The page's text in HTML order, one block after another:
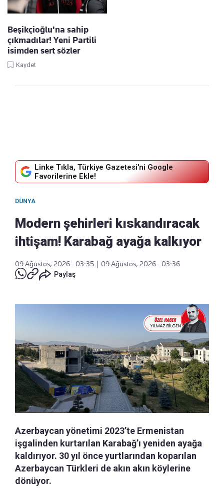
Beşikçioğlu'na sahip
çıkmadılar! Yeni Partili
isimden sert sözler
Kaydet
Linke Tıkla, Türkiye Gazetesi'ni Google
Favorilerine Ekle!
DÜNYA
Modern şehirleri kıskandıracak
ihtişam! Karabağ ayağa kalkıyor
09 Ağustos, 2026 - 03:35
09 Ağustos, 2026 - 03:36
Paylaş
Azerbaycan yönetimi 2023’te Ermenistan
işgalinden kurtarılan Karabağ’ı yeniden ayağa
kaldırıyor. 30 yıl önce yurtlarından koparılan
Azerbaycan Türkleri de akın akın köylerine
dönüyor.